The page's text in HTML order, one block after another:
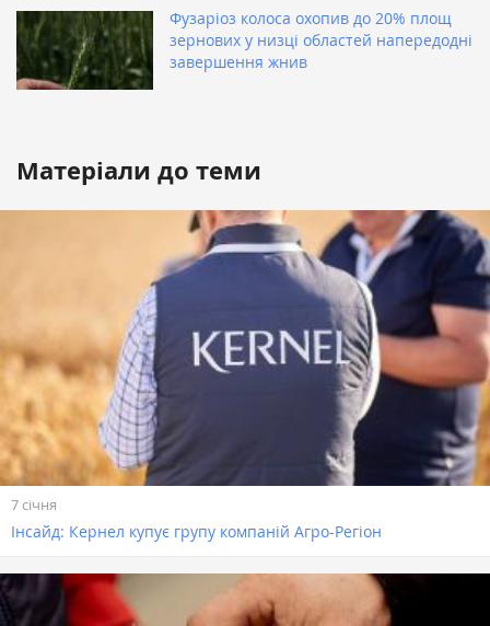
Фузаріоз колоса охопив до 20% площ
зернових у низці областей напередодні
завершення жнив
Матеріали до теми
7 січня
Інсайд: Кернел купує групу компаній Агро-Регіон